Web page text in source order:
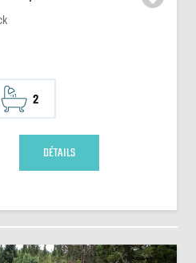
2
DÉTAILS